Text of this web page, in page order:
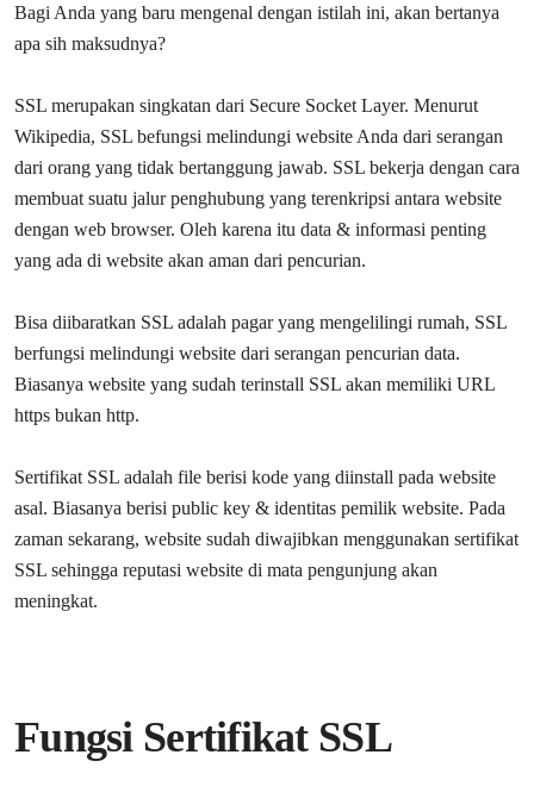
Bagi Anda yang baru mengenal dengan istilah ini, akan bertanya
apa sih maksudnya?
SSL merupakan singkatan dari Secure Socket Layer. Menurut
Wikipedia, SSL befungsi melindungi website Anda dari serangan
dari orang yang tidak bertanggung jawab. SSL bekerja dengan cara
membuat suatu jalur penghubung yang terenkripsi antara website
dengan web browser. Oleh karena itu data & informasi penting
yang ada di website akan aman dari pencurian.
Bisa diibaratkan SSL adalah pagar yang mengelilingi rumah, SSL
berfungsi melindungi website dari serangan pencurian data.
Biasanya website yang sudah terinstall SSL akan memiliki URL
https bukan http.
Sertifikat SSL adalah file berisi kode yang diinstall pada website
asal. Biasanya berisi public key & identitas pemilik website. Pada
zaman sekarang, website sudah diwajibkan menggunakan sertifikat
SSL sehingga reputasi website di mata pengunjung akan
meningkat.
Fungsi Sertifikat SSL